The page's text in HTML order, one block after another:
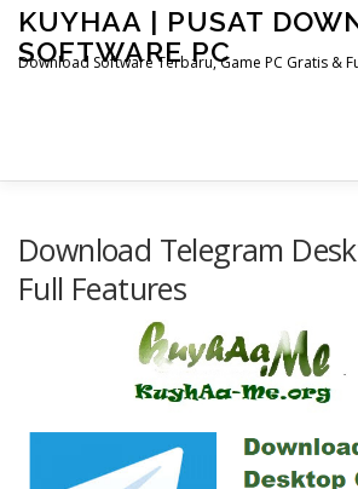
Skip
content
KUYHAA | PUSAT
SOFTWARE PC
Download Software Terbaru, Game PC Gratis &
OTHER PAGES
Download Telegram
Full Features